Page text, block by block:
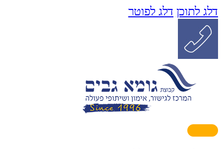
דלג לתוכן דלג לפוטר